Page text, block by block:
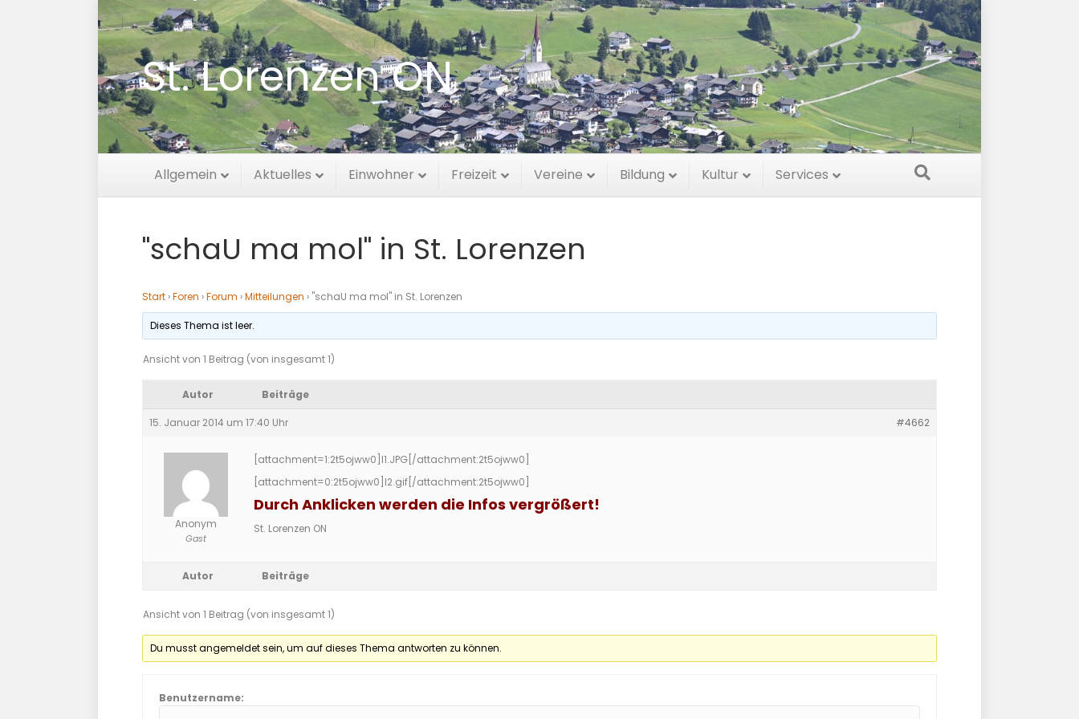
St. Lorenzen ON
Allgemein Aktuelles Einwohner Freizeit Vereine Bildung Kultur Services
"schaU ma mol" in St. Lorenzen
Start ›Foren ›Forum ›Mitteilungen › "schaU ma mol" in St. Lorenzen
Dieses Thema ist leer.
Ansicht von 1 Beitrag (von insgesamt 1)
Autor Beiträge
15. Januar 2014 um 17:40 Uhr #4662
Anonym
Gast
[attachment=1:2t5ojww0] I1.JPG [/attachment:2t5ojww0]
[attachment=0:2t5ojww0] I2.gif [/attachment:2t5ojww0]
Durch Anklicken werden die Infos vergrößert!
St. Lorenzen ON
Autor Beiträge
Ansicht von 1 Beitrag (von insgesamt 1)
Du musst angemeldet sein, um auf dieses Thema antworten zu können.
Benutzername: